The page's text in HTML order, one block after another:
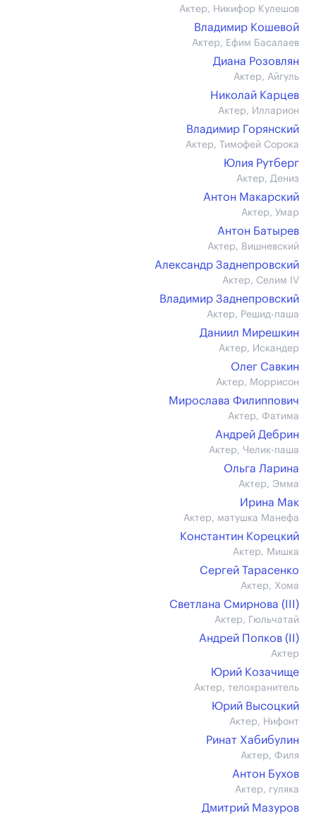
Актер, Никифор Кулешов
Владимир Кошевой
Актер, Ефим Басалаев
Диана Розовлян
Актер, Айгуль
Николай Карцев
Актер, Илларион
Владимир Горянский
Актер, Тимофей Сорока
Юлия Рутберг
Актер, Дениз
Антон Макарский
Актер, Умар
Антон Батырев
Актер, Вишневский
Александр Заднепровский
Актер, Селим IV
Владимир Заднепровский
Актер, Решид-паша
Даниил Мирешкин
Актер, Искандер
Олег Савкин
Актер, Моррисон
Мирослава Филиппович
Актер, Фатима
Андрей Дебрин
Актер, Челик-паша
Ольга Ларина
Актер, Эмма
Ирина Мак
Актер, матушка Манефа
Константин Корецкий
Актер, Мишка
Сергей Тарасенко
Актер, Хома
Светлана Смирнова (III)
Актер, Гюльчатай
Андрей Попков (II)
Актер
Юрий Козачище
Актер, телохранитель
Юрий Высоцкий
Актер, Нифонт
Ринат Хабибулин
Актер, Филя
Антон Бухов
Актер, гуляка
Дмитрий Мазуров